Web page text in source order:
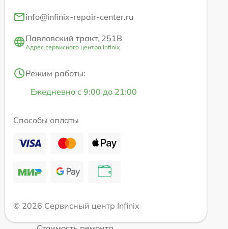
info@infinix-repair-center.ru
Павловский тракт, 251В
Адрес сервисного центра Infinix
Режим работы:
Ежедневно с 9:00 до 21:00
Способы оплаты
© 2026 Сервисный центр Infinix